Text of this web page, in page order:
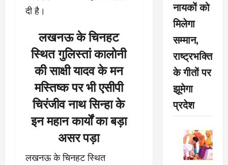
दी है।
लखनऊ के चिनहट
स्थित गुलिस्तां कालोनी
की साक्षी यादव के मन
मस्तिष्क पर भी एसीपी
चिरंजीव नाथ सिन्हा के
इन महान कार्यों का बड़ा
असर पड़ा
लखनऊ के चिनहट स्थित
नायकों को
मिलेगा
सम्मान,
राष्ट्रभक्ति
के गीतों पर
झूमेगा
प्रदेश